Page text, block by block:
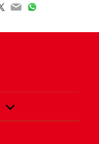
EmailWhatsApp